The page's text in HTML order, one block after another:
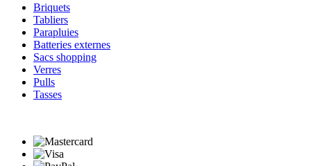
Briquets
Tabliers
Parapluies
Batteries externes
Sacs shopping
Verres
Pulls
Tasses